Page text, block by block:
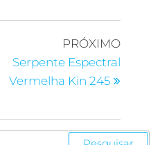
PRÓXIMO
Serpente Espectral
Vermelha Kin 245